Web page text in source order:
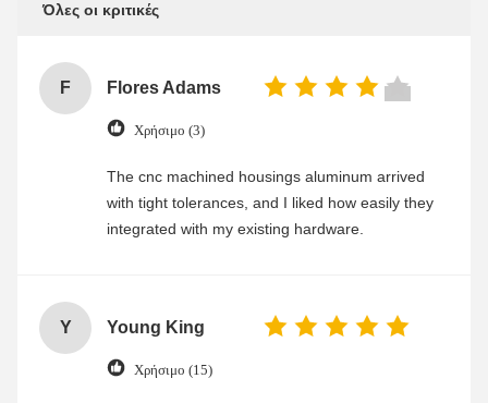
Όλες οι κριτικές
F Flores Adams
Χρήσιμο (3)
The cnc machined housings aluminum arrived
with tight tolerances, and I liked how easily they
integrated with my existing hardware.
Y Young King
Χρήσιμο (15)